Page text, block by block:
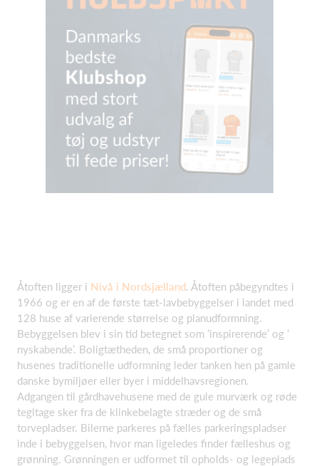
Åtoften ligger i Nivå i Nordsjælland. Åtoften påbegyndtes i
1966 og er en af de første tæt-lavbebyggelser i landet med
128 huse af varierende størrelse og planudformning.
Bebyggelsen blev i sin tid betegnet som ’inspirerende’ og ’
nyskabende’. Boligtætheden, de små proportioner og
husenes traditionelle udformning leder tanken hen på gamle
danske bymiljøer eller byer i middelhavsregionen.
Adgangen til gårdhavehusene med de gule murværk og røde
tegltage sker fra de klinkebelagte stræder og de små
torvepladser. Bilerne parkeres på fælles parkeringspladser
inde i bebyggelsen, hvor man ligeledes finder fælleshus og
grønning. Grønningen er udformet til opholds- og legeplads